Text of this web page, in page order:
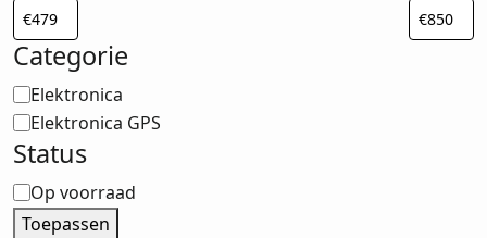
Categorie
Categorie
Elektronica
Elektronica GPS
Status
Status
Op voorraad
Toepassen